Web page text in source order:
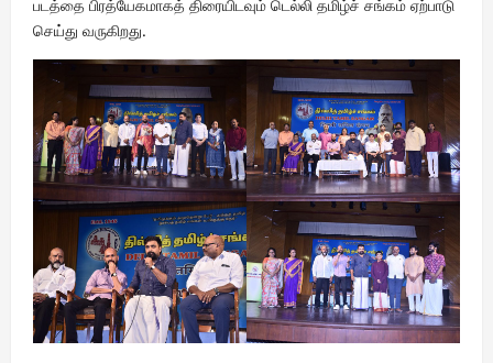
படத்தை பிரத்யேகமாகத் திரையிடவும் டெல்லி தமிழ்ச் சங்கம் ஏற்பாடு
செய்து வருகிறது.